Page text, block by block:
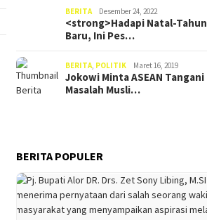
BERITA Desember 24, 2022
<strong>Hadapi Natal-Tahun
Baru, Ini Pes…
BERITA POLITIK Maret 16, 2019
Jokowi Minta ASEAN Tangani
Masalah Musli…
BERITA POPULER